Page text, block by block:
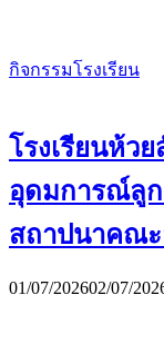
กิจกรรมโรงเรียน
โรงเรียนห้ว
อุดมการณ์ลูก
สถาปนาคณะ
01/07/202602/07/